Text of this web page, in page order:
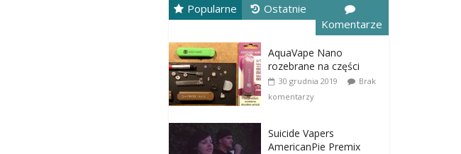
Popularne
Ostatnie
Komentarze
AquaVape Nano
rozebrane na części
30 grudnia 2019
Brak
komentarzy
Suicide Vapers
AmericanPie Premix